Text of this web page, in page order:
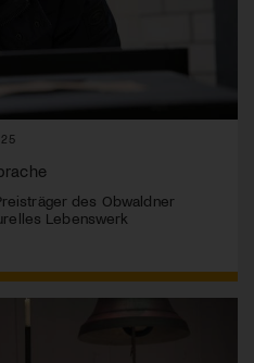
des Obwaldner
Lebenswerk